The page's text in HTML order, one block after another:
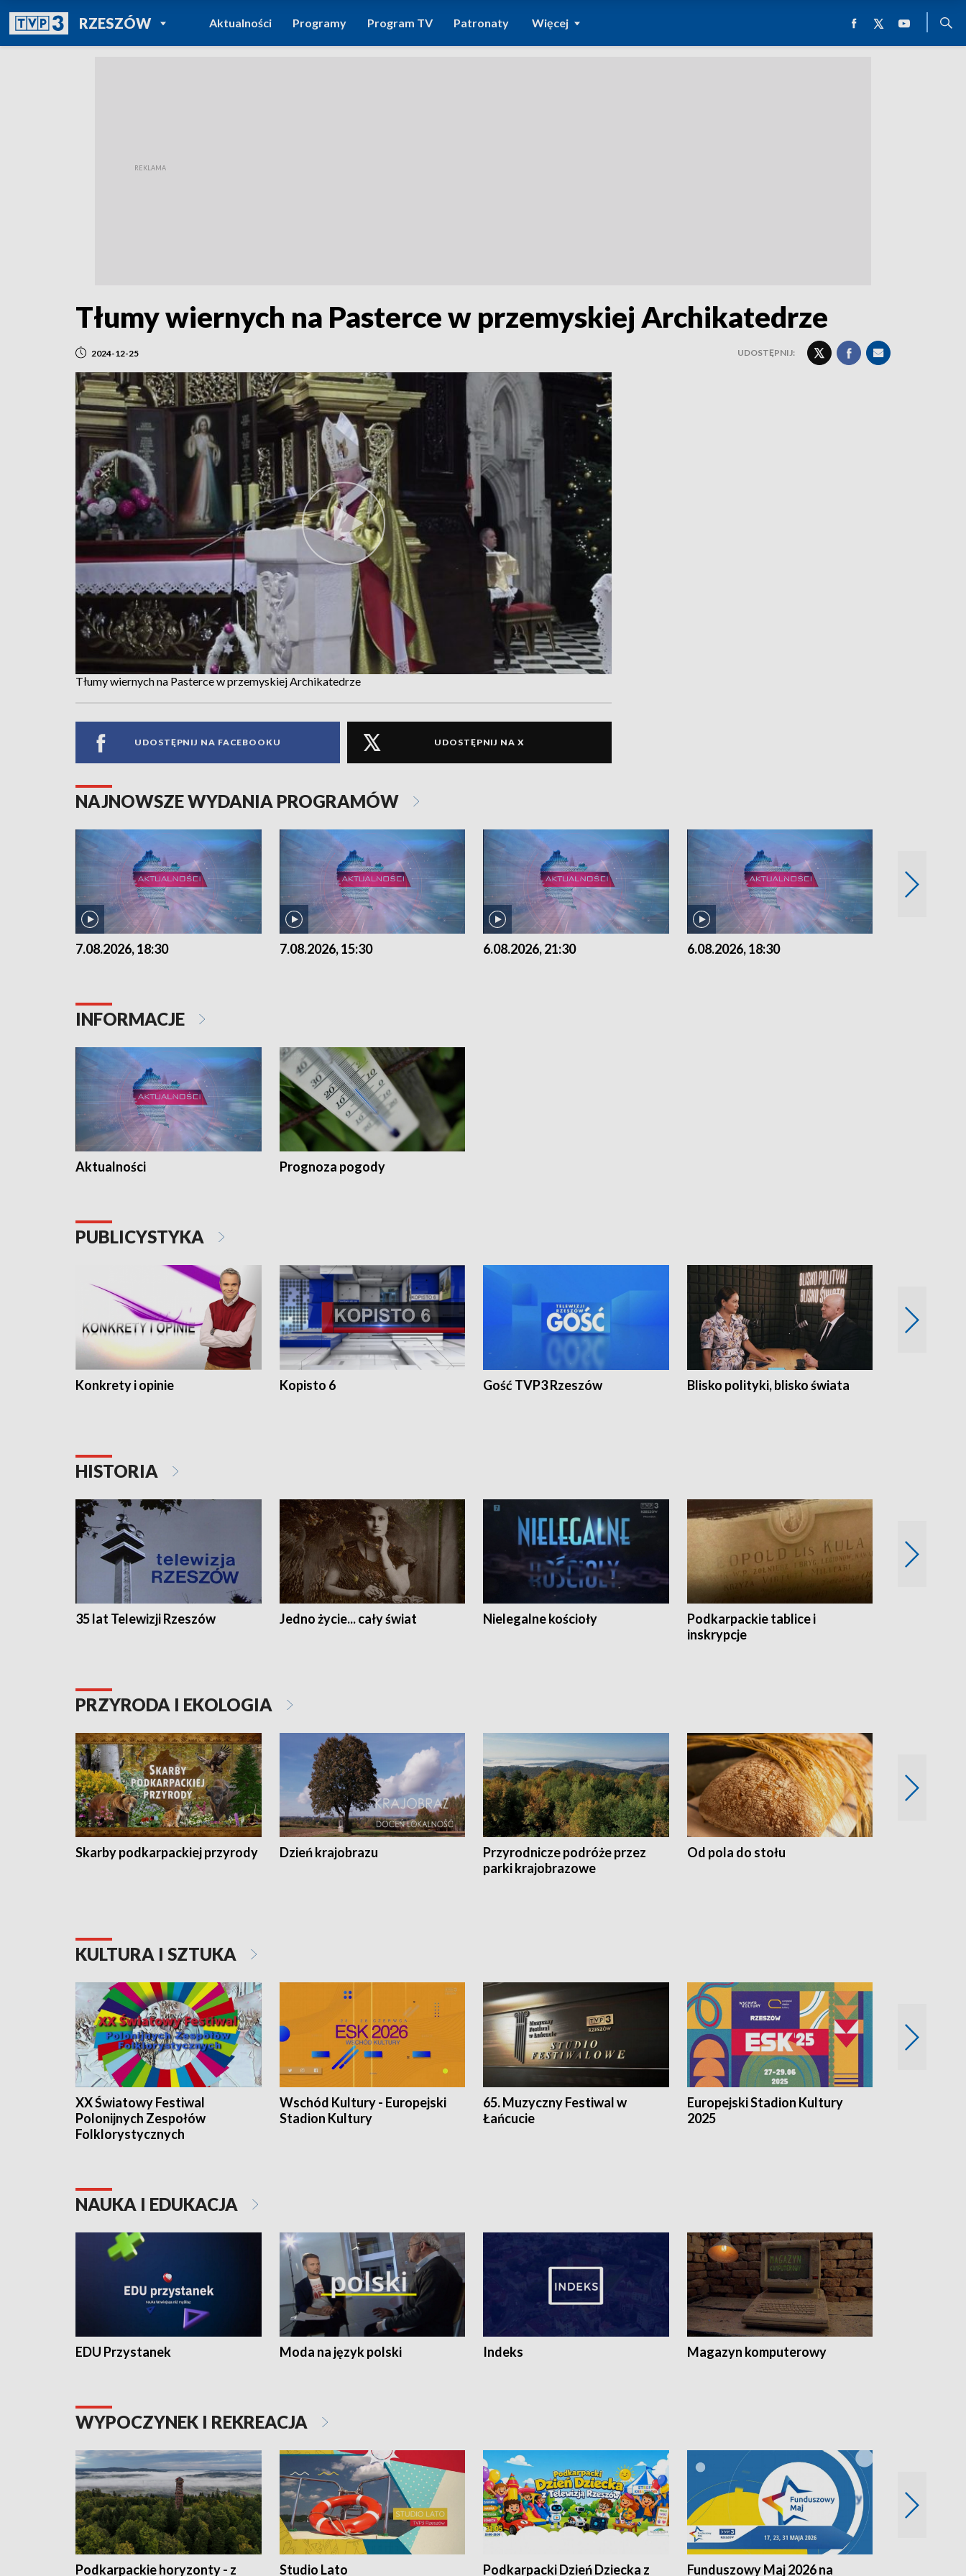
RZESZÓWPOWRÓT DO
TVP REGIONY
Aktualności Programy Program TV Patronaty Więcej
Tłumy wiernych na Pasterce w przemyskiej Archikatedrze
2024-12-25 UDOSTĘPNIJ:
Tłumy wiernych na Pasterce w przemyskiej Archikatedrze
UDOSTĘPNIJ NA FACEBOOKU UDOSTĘPNIJ NA X
NAJNOWSZE WYDANIA PROGRAMÓW
7.08.2026, 18:30 7.08.2026, 15:30 6.08.2026, 21:30 6.08.2026, 18:30
INFORMACJE
Aktualności Prognoza pogody
PUBLICYSTYKA
Konkrety i opinie Kopisto 6 Gość TVP3 Rzeszów Blisko polityki, blisko świata
HISTORIA
35 lat Telewizji Rzeszów Jedno życie... cały świat Nielegalne kościoły
Podkarpackie tablice i
inskrypcje
PRZYRODA I EKOLOGIA
Skarby podkarpackiej przyrody Dzień krajobrazu
Przyrodnicze podróże przez
parki krajobrazowe
Od pola do stołu
KULTURA I SZTUKA
XX Światowy Festiwal
Polonijnych Zespołów
Folklorystycznych
Wschód Kultury - Europejski
Stadion Kultury
65. Muzyczny Festiwal w
Łańcucie
Europejski Stadion Kultury
2025
NAUKA I EDUKACJA
EDU Przystanek Moda na język polski Indeks Magazyn komputerowy
WYPOCZYNEK I REKREACJA
Podkarpackie horyzonty - z Studio Lato Podkarpacki Dzień Dziecka z Funduszowy Maj 2026 na